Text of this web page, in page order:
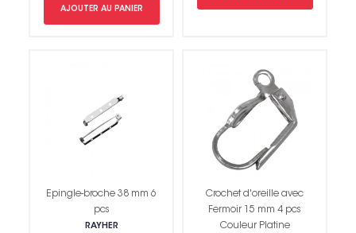
AJOUTER AU PANIER
Epingle-broche 38 mm 6
pcs
RAYHER
Crochet d'oreille avec
Fermoir 15 mm 4 pcs
Couleur Platine